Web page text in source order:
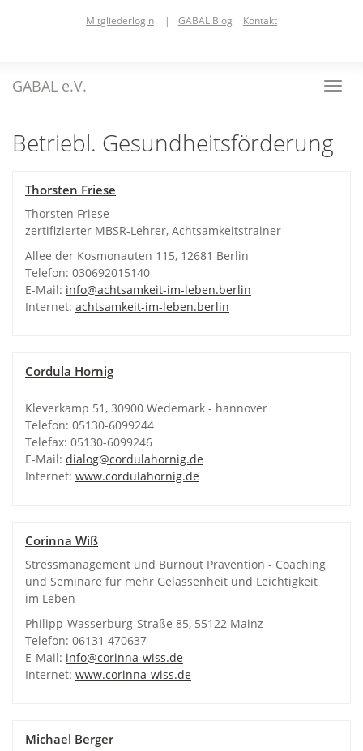
Mitgliederlogin | GABAL Blog Kontakt
GABAL e.V.
Betriebl. Gesundheitsförderung
Thorsten Friese
Thorsten Friese
zertifizierter MBSR-Lehrer, Achtsamkeitstrainer
Allee der Kosmonauten 115, 12681 Berlin
Telefon: 030692015140
E-Mail: info@achtsamkeit-im-leben.berlin
Internet: achtsamkeit-im-leben.berlin
Cordula Hornig
Kleverkamp 51, 30900 Wedemark - hannover
Telefon: 05130-6099244
Telefax: 05130-6099246
E-Mail: dialog@cordulahornig.de
Internet: www.cordulahornig.de
Corinna Wiß
Stressmanagement und Burnout Prävention - Coaching
und Seminare für mehr Gelassenheit und Leichtigkeit
im Leben
Philipp-Wasserburg-Straße 85, 55122 Mainz
Telefon: 06131 470637
E-Mail: info@corinna-wiss.de
Internet: www.corinna-wiss.de
Michael Berger